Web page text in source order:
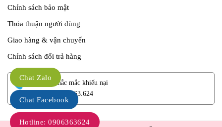
Chính sách bảo mật
Thỏa thuận người dùng
Giao hàng & vận chuyển
Chính sách đổi trả hàng
Giải đáp thắc mắc khiếu nại
Hotline: 0906.363.624
Chat Zalo
Chat Facebook
Hotline: 0906363624